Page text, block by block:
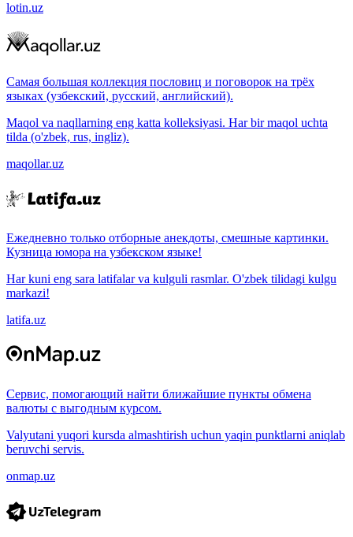
lotin.uz
Самая большая коллекция пословиц и поговорок на трёх
языках (узбекский, русский, английский).
Maqol va naqllarning eng katta kolleksiyasi. Har bir maqol uchta
tilda (o'zbek, rus, ingliz).
maqollar.uz
Ежедневно только отборные анекдоты, смешные картинки.
Кузница юмора на узбекском языке!
Har kuni eng sara latifalar va kulguli rasmlar. O'zbek tilidagi kulgu
markazi!
latifa.uz
Сервис, помогающий найти ближайшие пункты обмена
валюты с выгодным курсом.
Valyutani yuqori kursda almashtirish uchun yaqin punktlarni aniqlab
beruvchi servis.
onmap.uz